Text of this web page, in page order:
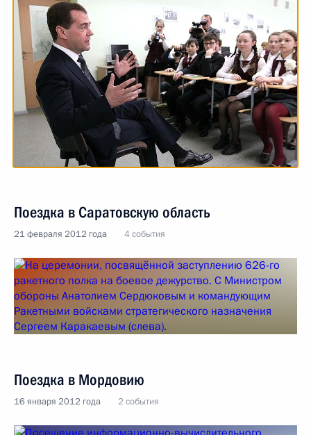
Поездка в Саратовскую область
21 февраля 2012 года 4 события
Поездка в Мордовию
16 января 2012 года 2 события